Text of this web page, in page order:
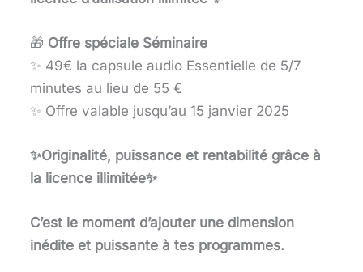
🎁 Offre spéciale Séminaire
✨ 49€ la capsule audio Essentielle de 5/7
minutes au lieu de 55 €
✨ Offre valable jusqu’au 15 janvier 2025
✨Originalité, puissance et rentabilité grâce à
la licence illimitée✨
C’est le moment d’ajouter une dimension
inédite et puissante à tes programmes.